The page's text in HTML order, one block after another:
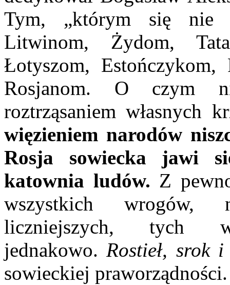
Tym, „którym się nie
Litwinom, Żydom,
Łotyszom,
Rosjanom. O czym
roztrząsaniem własnych
więzieniem narodów
Rosja sowiecka jawi
katownia ludów. Z
wszystkich wrogów,
liczniejszych, tych
jednakowo.Rostieł, srok i
sowieckiej praworządności.